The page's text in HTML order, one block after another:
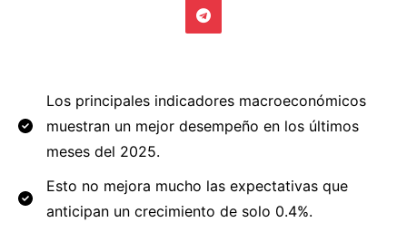
Los principales indicadores macroeconómicos
muestran un mejor desempeño en los últimos
meses del 2025.
Esto no mejora mucho las expectativas que
anticipan un crecimiento de solo 0.4%.